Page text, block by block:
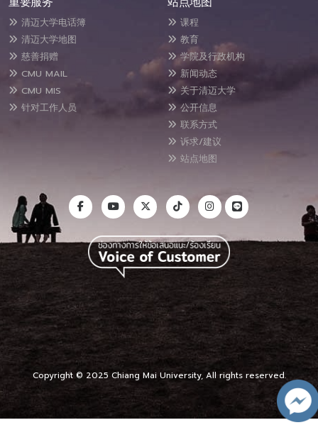
清迈大学电话簿
清迈大学地图
慈善捐赠
CMU MAIL
CMU MIS
针对工作人员
课程
教育
学院及行政机构
新闻动态
关于清迈大学
公开信息
联系方式
诉求/建议
站点地图
Copyright © 2025 Chiang Mai University, All rights reserved.